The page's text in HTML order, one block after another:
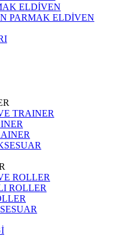
ELDİVEN
PARMAK ELDİVEN
TRAINER
ROLLER
ROLLER